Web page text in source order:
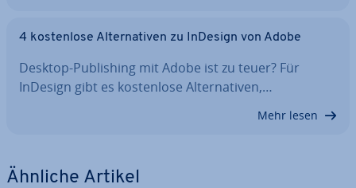
4 kos­ten­lo­se Al­ter­na­ti­ven zu InDesign von Adobe
Desktop-Pu­bli­shing mit Adobe ist zu teuer? Für
InDesign gibt es kos­ten­lo­se Al­ter­na­ti­ven,…
Mehr lesen
Ähnliche Artikel